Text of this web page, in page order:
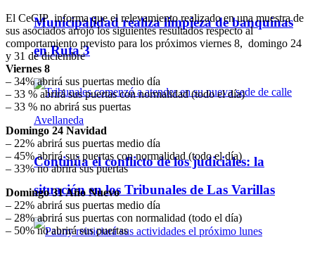
Municipalidad realiza limpieza de banquinas
en Ruta 3
Continúa el conflicto de los judiciales: la
situación en los Tribunales de Las Varillas
El CeCIP informa que el relevamiento realizado en una muestra de
sus asociados arrojó los siguientes resultados respecto al
comportamiento previsto para los próximos viernes 8, domingo 24
y 31 de diciembre
Viernes 8
– 34% abrirá sus puertas medio día
– 33 % abrirá sus puertas con normalidad (todo el día)
– 33 % no abrirá sus puertas
Domingo 24 Navidad
– 22% abrirá sus puertas medio día
– 45% abrirá sus puertas con normalidad (todo el día)
– 33% no abrirá sus puertas
Domingo 31 Año Nuevo
– 22% abrirá sus puertas medio día
– 28% abrirá sus puertas con normalidad (todo el día)
– 50% no abrirá sus puertas